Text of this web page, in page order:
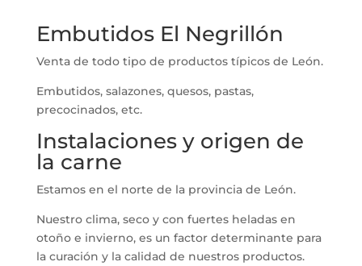
Embutidos El Negrillón
Venta de todo tipo de productos típicos de León.
Embutidos, salazones, quesos, pastas,
precocinados, etc.
Instalaciones y origen de
la carne
Estamos en el norte de la provincia de León.
Nuestro clima, seco y con fuertes heladas en
otoño e invierno, es un factor determinante para
la curación y la calidad de nuestros productos.